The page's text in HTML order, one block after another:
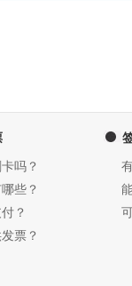
吗？
些？
？
票？